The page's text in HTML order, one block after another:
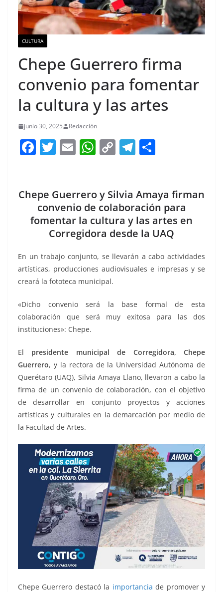
CULTURA
Chepe Guerrero firma
convenio para fomentar
la cultura y las artes
junio 30, 2025 Redacción
F
e
b
o
k
T
er
E
l
W
s
A
p
p
C
y
Li
n
k
T
gr
a
m
e
Chepe Guerrero y Silvia Amaya firman
convenio de colaboración para
fomentar la cultura y las artes en
Corregidora desde la UAQ
En un trabajo conjunto, se llevarán a cabo actividades
artísticas, producciones audiovisuales e impresas y se
creará la fototeca municipal.
«Dicho convenio será la base formal de esta
colaboración que será muy exitosa para las dos
instituciones»: Chepe.
El presidente municipal de Corregidora, Chepe
Guerrero, y la rectora de la Universidad Autónoma de
Querétaro (UAQ), Silvia Amaya Llano, llevaron a cabo la
firma de un convenio de colaboración, con el objetivo
de desarrollar en conjunto proyectos y acciones
artísticas y culturales en la demarcación por medio de
la Facultad de Artes.
Chepe Guerrero destacó la importanciade promover y